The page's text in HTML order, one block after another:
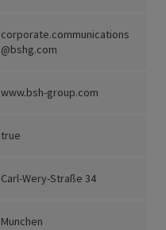
corporate.communications
@bshg.com
www.bsh-group.com
true
Carl-Wery-Straße 34
Munchen